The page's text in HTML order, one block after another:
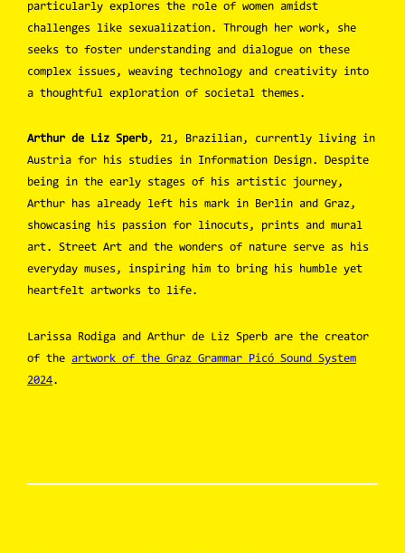
particularly explores the role of women amidst
challenges like sexualization. Through her work, she
seeks to foster understanding and dialogue on these
complex issues, weaving technology and creativity into
a thoughtful exploration of societal themes.
Arthur de Liz Sperb, 21, Brazilian, currently living in
Austria for his studies in Information Design. Despite
being in the early stages of his artistic journey,
Arthur has already left his mark in Berlin and Graz,
showcasing his passion for linocuts, prints and mural
art. Street Art and the wonders of nature serve as his
everyday muses, inspiring him to bring his humble yet
heartfelt artworks to life.
Larissa Rodiga and Arthur de Liz Sperb are the creator
of the artwork of the Graz Grammar Picó Sound System
2024.